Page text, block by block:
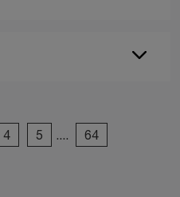
4 5 .... 64